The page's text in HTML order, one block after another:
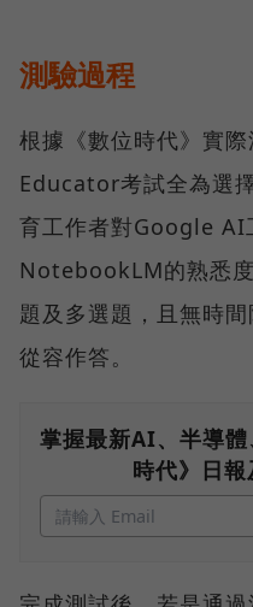
測驗過程
根據《數位時代》實
Educator考試全為選
育工作者對Google AI
NotebookLM的熟悉
題及多選題，且無時間
從容作答。
掌握最新AI、半導
時代》日